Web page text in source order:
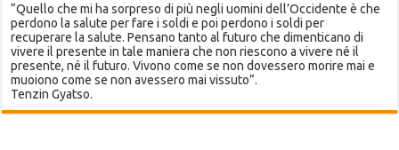
“Quello che mi ha sorpreso di più negli uomini dell’Occidente è che
perdono la salute per fare i soldi e poi perdono i soldi per
recuperare la salute. Pensano tanto al futuro che dimenticano di
vivere il presente in tale maniera che non riescono a vivere né il
presente, né il futuro. Vivono come se non dovessero morire mai e
muoiono come se non avessero mai vissuto”.
Tenzin Gyatso.